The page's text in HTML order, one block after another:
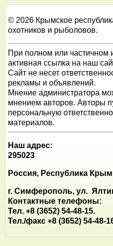
© 2026 Крымское
охотников и рыболовов.
При полном или частичном
активная ссылка на наш
Сайт не несет
рекламы и объявлений.
Мнение администратора
мнением авторов. Авторы
персональную
материалов.
Наш адрес:
295023
Россия, Республика
г. Симферополь, ул.
Контактные телефоны:
Тел. +8 (3652) 54-48-15.
Тел./факс +8 (3652) 54-48-